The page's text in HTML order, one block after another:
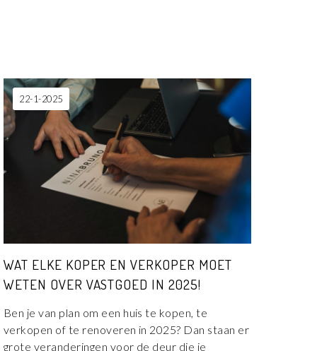
22-1-2025
WAT ELKE KOPER EN VERKOPER MOET
WETEN OVER VASTGOED IN 2025!
Ben je van plan om een huis te kopen, te
verkopen of te renoveren in 2025? Dan staan er
grote veranderingen voor de deur die je